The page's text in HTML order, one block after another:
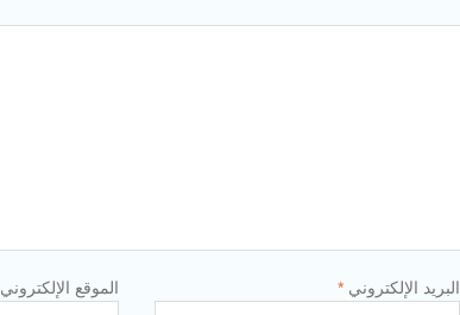
البريد الإلكتروني * الموقع الإلكتروني